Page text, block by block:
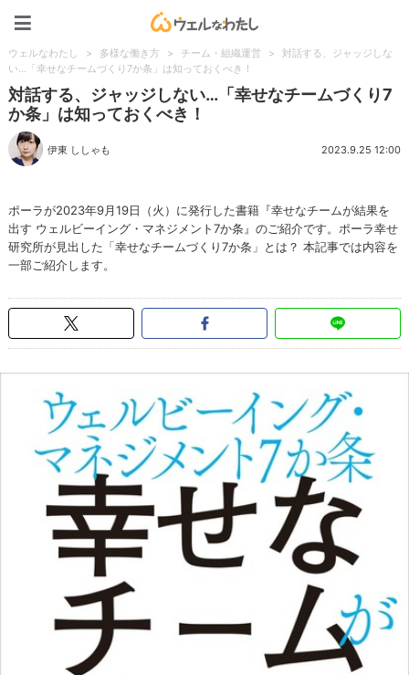
ウェルなわたし > 多様な働き方 > チーム・組織運営 >
対話する、ジャッジしな
い…「幸せなチームづくり7か条」は知っておくべき！
対話する、ジャッジしない…「幸せなチームづくり7
か条」は知っておくべき！
伊東 ししゃも 2023.9.25 12:00
ポーラが2023年9月19日（火）に発行した書籍『幸せなチームが結果を
出す ウェルビーイング・マネジメント7か条』のご紹介です。ポーラ幸せ
研究所が見出した「幸せなチームづくり7か条」とは？ 本記事では内容を
一部ご紹介します。